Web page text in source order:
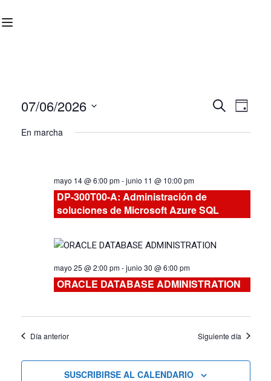
de
y
de
Cursos
BUSCAR
de
DÍA
07/06/2026
fecha.
En marcha
mayo 14 @ 6:00 pm-junio 11 @ 10:00 pm
DP-300T00-A: Administración de
soluciones de Microsoft Azure SQL
mayo 25 @ 2:00 pm-junio 30 @ 6:00 pm
ORACLE DATABASE ADMINISTRATION
Día anterior Siguiente día
SUSCRIBIRSE AL CALENDARIO